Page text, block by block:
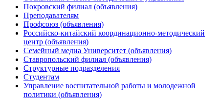
Покровский филиал (объявления)
Преподавателям
Профсоюз (объявления)
Российско-китайский координационно-методический
центр (объявления)
Семейный медиа Университет (объявления)
Ставропольский филиал (объявления)
Структурные подразделения
Студентам
Управление воспитательной работы и молодежной
политики (объявления)